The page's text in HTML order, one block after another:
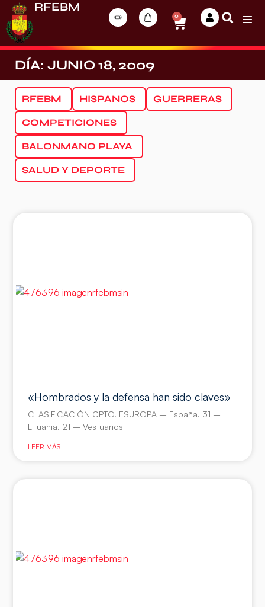
RFEBM
0
DÍA: JUNIO 18, 2009
RFEBM HISPANOS GUERRERAS
COMPETICIONES
BALONMANO PLAYA
SALUD Y DEPORTE
«Hombrados y la defensa han sido claves»
CLASIFICACIÓN CPTO. ESUROPA – España. 31 –
Lituania. 21 – Vestuarios
LEER MÁS